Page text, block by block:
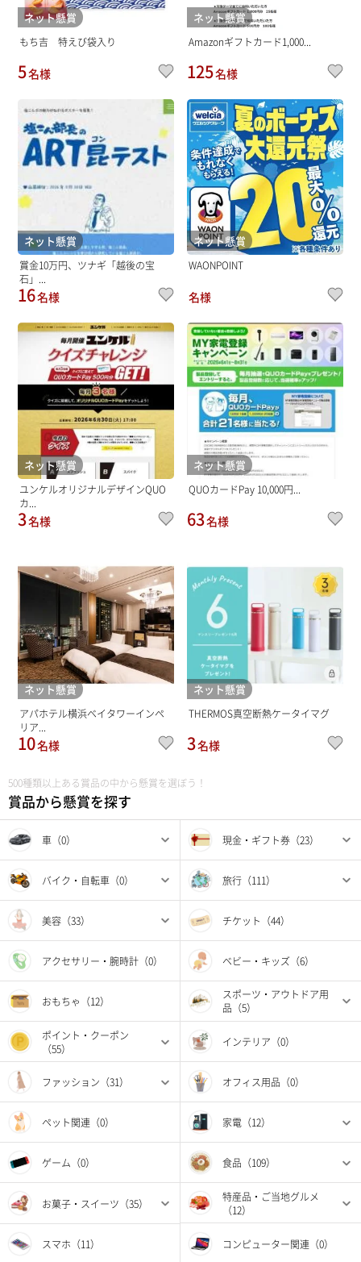
500種類以上ある賞品の中から懸賞を選ぼう！
賞品から懸賞を探す
車（0） 現金・ギフト券（23）
バイク・自転車（0） 旅行（111）
美容（33） チケット（44）
アクセサリー・腕時計（0） ベビー・キッズ（6）
おもちゃ（12）
スポーツ・アウトドア用
品（5）
ポイント・クーポン
（55）
インテリア（0）
ファッション（31） オフィス用品（0）
ペット関連（0） 家電（12）
ゲーム（0） 食品（109）
お菓子・スイーツ（35）
特産品・ご当地グルメ
（12）
スマホ（11） コンピューター関連（0）
ネット懸賞
もち吉 特えび袋入り
5名様
ネット懸賞
Amazonギフトカード1,000...
125名様
ネット懸賞
賞金10万円、ツナギ「越後の宝
石」...
16名様
ネット懸賞
WAONPOINT
名様
ネット懸賞
ユンケルオリジナルデザインQUO
カ...
3名様
ネット懸賞
QUOカードPay 10,000円...
63名様
ネット懸賞
アパホテル横浜ベイタワーインペ
リア...
10名様
ネット懸賞
THERMOS真空断熱ケータイマグ
3名様